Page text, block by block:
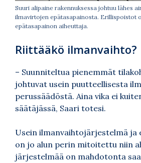
Suuri alipaine rakennuksessa johtuu lähes
ilmavirtojen epätasapainosta. Erillispoistot
epätasapainon aiheuttaja.
Riittääkö ilmanvaihto?
– Suunniteltua pienemmät
johtuvat usein puutteellisesta
perussäädöstä. Aina vika ei
säätäjässä, Saari totesi.
Usein ilmanvaihtojärjestelmä ja
on jo alun perin mitoitettu niin
järjestelmää on mahdotonta